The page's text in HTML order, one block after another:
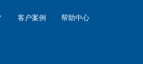
客户案例 帮助中心